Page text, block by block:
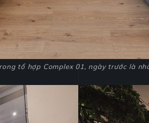
tổ hợp Complex 01, ngày trước là